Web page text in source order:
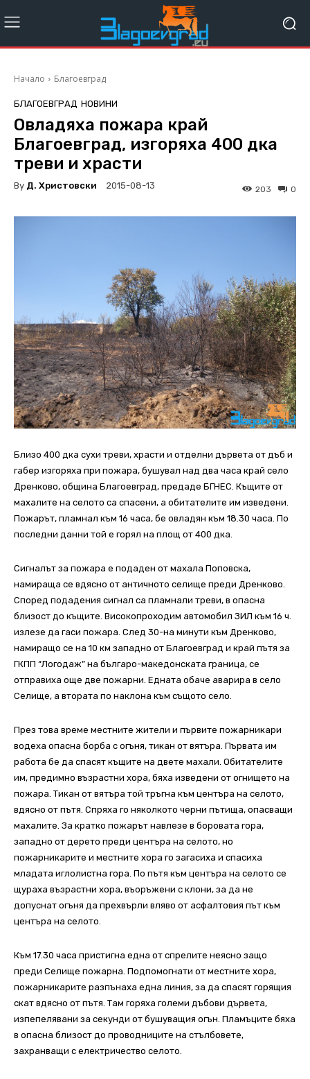
Начало Благоевград
БЛАГОЕВГРАД НОВИНИ
Овладяха пожара край
Благоевград, изгоряха 400 дка
треви и храсти
By Д. Христовски 2015-08-13 0
203
Близо 400 дка сухи треви, храсти и отделни дървета от дъб и
габер изгоряха при пожара, бушувал над два часа край село
Дренково, община Благоевград, предаде БГНЕС. Къщите от
махалите на селото са спасени, а обитателите им изведени.
Пожарът, пламнал към 16 часа, бе овладян към 18.30 часа. По
последни данни той е горял на площ от 400 дка.
Сигналът за пожара е подаден от махала Поповска,
намираща се вдясно от античното селище преди Дренково.
Според подадения сигнал са пламнали треви, в опасна
близост до къщите. Високопроходим автомобил ЗИЛ към 16 ч.
излезе да гаси пожара. След 30-на минути към Дренково,
намиращо се на 10 км западно от Благоевград и край пътя за
ГКПП “Логодаж” на българо-македонската граница, се
отправиха още две пожарни. Едната обаче аварира в село
Селище, а втората по наклона към същото село.
През това време местните жители и първите пожарникари
водеха опасна борба с огъня, тикан от вятъра. Първата им
работа бе да спасят къщите на двете махали. Обитателите
им, предимно възрастни хора, бяха изведени от огнището на
пожара. Тикан от вятъра той тръгна към центъра на селото,
вдясно от пътя. Спряха го няколкото черни пътища, опасващи
махалите. За кратко пожарът навлезе в боровата гора,
западно от дерето преди центъра на селото, но
пожарникарите и местните хора го загасиха и спасиха
младата иглолистна гора. По пътя към центъра на селото се
щураха възрастни хора, въоръжени с клони, за да не
допуснат огъня да прехвърли вляво от асфалтовия път към
центъра на селото.
Към 17.30 часа пристигна една от спрелите неясно защо
преди Селище пожарна. Подпомогнати от местните хора,
пожарникарите разпънаха една линия, за да спасят горящия
скат вдясно от пътя. Там горяха големи дъбови дървета,
изпепелявани за секунди от бушуващия огън. Пламъците бяха
в опасна близост до проводниците на стълбовете,
захранващи с електричество селото.